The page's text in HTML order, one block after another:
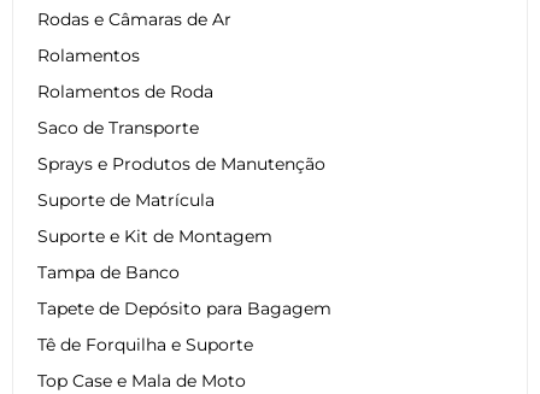
Rodas e Câmaras de Ar
Rolamentos
Rolamentos de Roda
Saco de Transporte
Sprays e Produtos de Manutenção
Suporte de Matrícula
Suporte e Kit de Montagem
Tampa de Banco
Tapete de Depósito para Bagagem
Tê de Forquilha e Suporte
Top Case e Mala de Moto